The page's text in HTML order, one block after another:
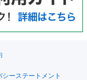
シーステートメント